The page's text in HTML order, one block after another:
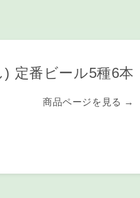
) 定番ビール5種6本
商品ページを見る →